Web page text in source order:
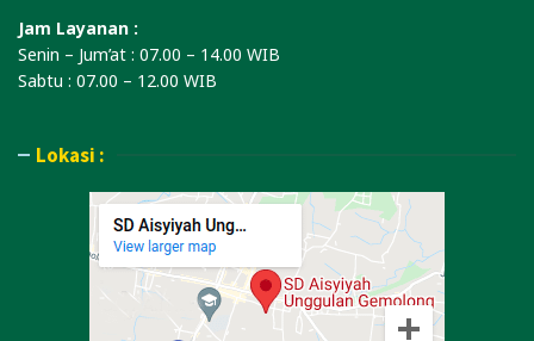
Jam Layanan :
Senin – Jum’at : 07.00 – 14.00 WIB
Sabtu : 07.00 – 12.00 WIB
Lokasi :